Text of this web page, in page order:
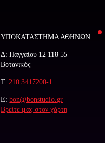
ΥΠΟΚΑΤΑΣΤΗΜΑ ΑΘΗΝΩΝ
Δ: Παγγαίου 12 118 55
Βοτανικός
Τ:210 3417200-1
E:bon@bonstudio.gr
Βρείτε μας στον χάρτη